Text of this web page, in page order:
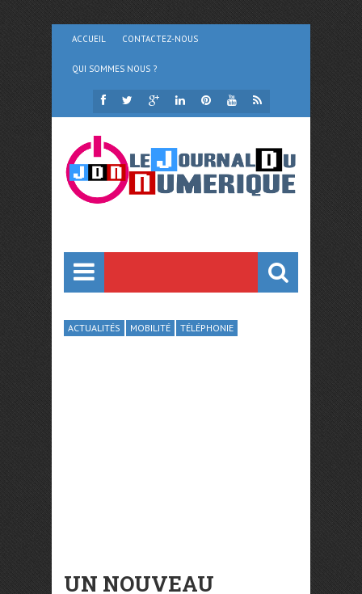
ACCUEIL CONTACTEZ-NOUS
QUI SOMMES NOUS ?
ACTUALITÉS MOBILITÉ TÉLÉPHONIE
UN NOUVEAU